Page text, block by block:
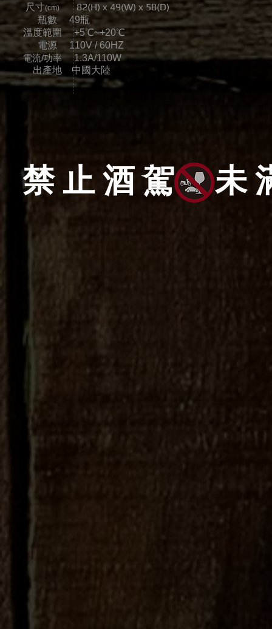
尺寸(cm) 82(H) x 49(W) x 58(D)
瓶數 49瓶
溫度範圍 +5℃~+20℃
電源 110V / 60HZ
電流/功率1.3A/110W
出產地 中國大陸
禁止酒駕 未